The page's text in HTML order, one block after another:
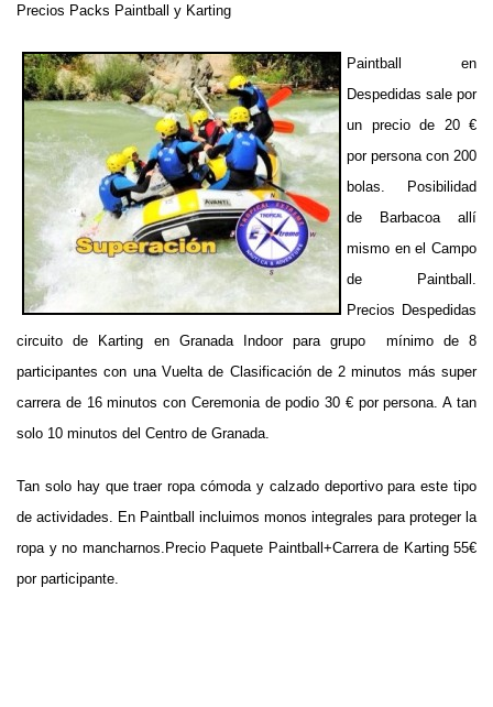
Precios Packs Paintball y Karting
Paintball en
Despedidas sale por
un precio de 20 €
por persona con 200
bolas. Posibilidad
de Barbacoa allí
mismo en el Campo
de Paintball.
Precios Despedidas
circuito de Karting en Granada Indoor para grupo mínimo de 8
participantes con una Vuelta de Clasificación de 2 minutos más super
carrera de 16 minutos con Ceremonia de podio 30 € por persona. A tan
solo 10 minutos del Centro de Granada.
Tan solo hay que traer ropa cómoda y calzado deportivo para este tipo
de actividades. En Paintball incluimos monos integrales para proteger la
ropa y no mancharnos.Precio Paquete Paintball+Carrera de Karting 55€
por participante.